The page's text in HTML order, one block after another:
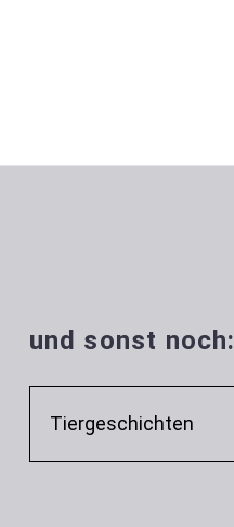
und sonst noch:
Tiergeschichten